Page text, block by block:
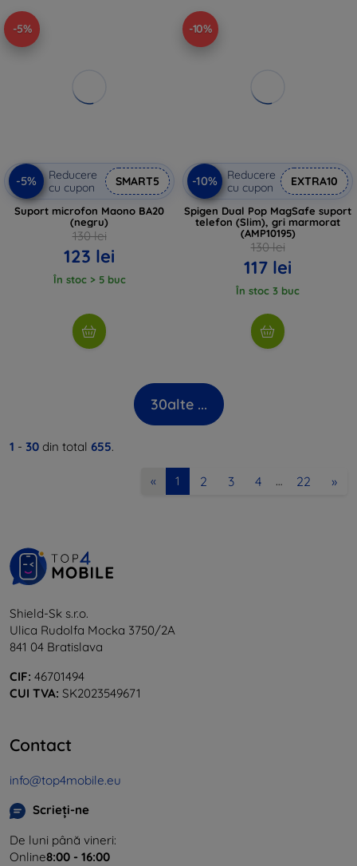
-5%
-5%
Reducere
cu cupon
SMART5
Suport microfon Maono BA20
(negru)
130 lei
123 lei
În stoc > 5 buc
-10%
-10%
Reducere
cu cupon
EXTRA10
Spigen Dual Pop MagSafe suport
telefon (Slim), gri marmorat
(AMP10195)
130 lei
117 lei
În stoc 3 buc
30alte ...
1 - 30 din total 655.
« 1 2 3 4 … 22 »
Shield-Sk s.r.o.
Ulica Rudolfa Mocka 3750/2A
841 04 Bratislava
CIF: 46701494
CUI TVA: SK2023549671
Contact
info@top4mobile.eu
Scrieți-ne
De luni până vineri:
Online8:00 - 16:00